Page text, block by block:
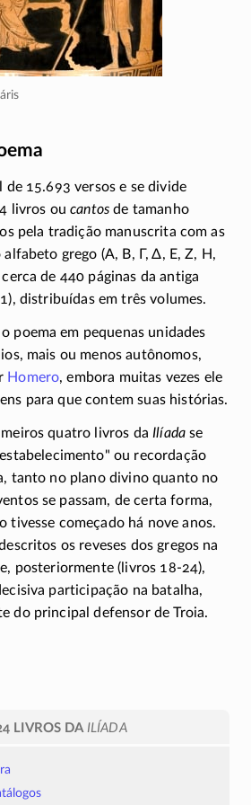
15.693 versos e se divide
livros oucantos de tamanho
pela tradição manuscrita com as
alfabeto grego (Α, Β, Γ, Δ, Ε, Ζ, Η,
de 440 páginas da antiga
distribuídas em três volumes.
poema em pequenas unidades
mais ou menos autônomos,
Homero, embora muitas vezes ele
para que contem suas histórias.
quatro livros da Ilíada se
ou recordação
tanto no plano divino quanto no
se passam, de certa forma,
tivesse começado há nove anos.
os reveses dos gregos na
e, posteriormente (livros 18-24),
participação na batalha,
do principal defensor de Troia.
LIVROS DA ILÍADA